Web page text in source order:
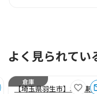
よく見られてい
【埼
倉庫